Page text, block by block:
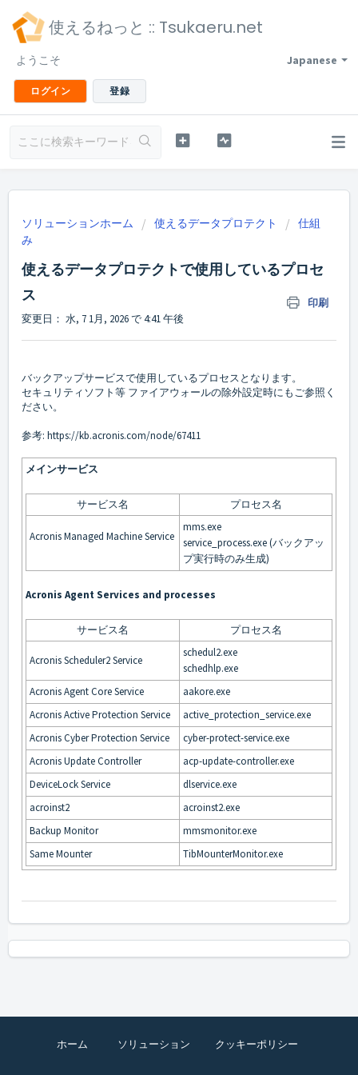
使えるねっと :: Tsukaeru.net
Japanese
ようこそ
ログイン 登録
ソリューションホーム 使えるデータプロテクト
仕組
み
使えるデータプロテクトで使用しているプロセ
ス
印刷
変更日： 水, 7 1月, 2026 で 4:41 午後
バックアップサービスで使用しているプロセスとなります。
セキュリティソフト等 ファイアウォールの除外設定時にもご参照く
ださい。
参考: https://kb.acronis.com/node/67411
メインサービス
サービス名 プロセス名
Acronis Managed Machine Service
mms.exe
service_process.exe (バックアッ
プ実行時のみ生成)
Acronis Agent Services and processes
サービス名 プロセス名
Acronis Scheduler2 Service
schedul2.exe
schedhlp.exe
Acronis Agent Core Service
aakore.exe
Acronis Active Protection Service
active_protection_service.exe
Acronis Cyber Protection Service
cyber-protect-service.exe
Acronis Update Controller
acp-update-controller.exe
DeviceLock Service
dlservice.exe
acroinst2
acroinst2.exe
Backup Monitor
mmsmonitor.exe
Same Mounter
TibMounterMonitor.exe
ホーム ソリューション クッキーポリシー